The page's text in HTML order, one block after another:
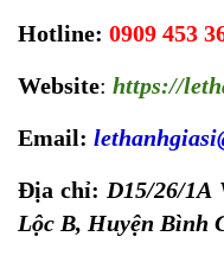
Hotline: 0909 453
Website: https://
Email:
Địa chỉ: D15/26/1A
Lộc B, Huyện Bình